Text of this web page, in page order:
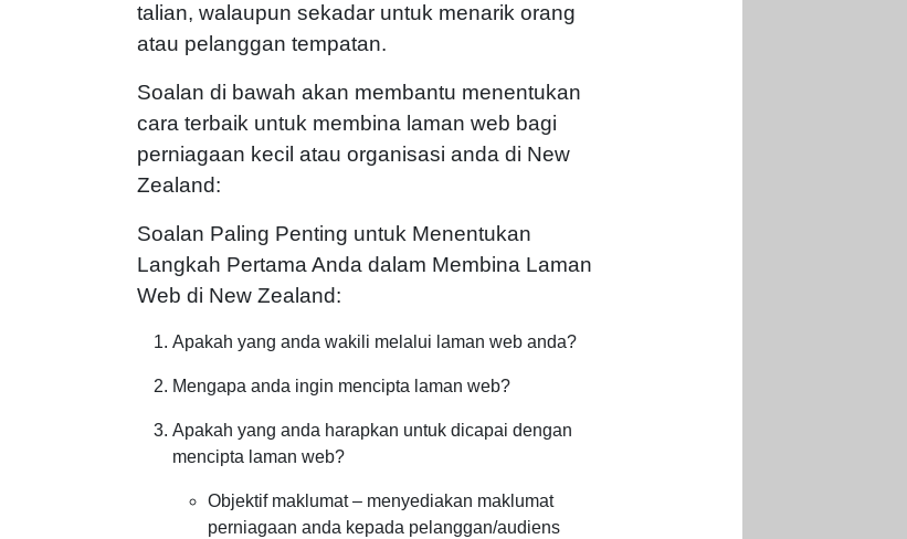
talian, walaupun sekadar untuk menarik orang
atau pelanggan tempatan.
Soalan di bawah akan membantu menentukan
cara terbaik untuk membina laman web bagi
perniagaan kecil atau organisasi anda di New
Zealand:
Soalan Paling Penting untuk Menentukan
Langkah Pertama Anda dalam Membina Laman
Web di New Zealand:
Apakah yang anda wakili melalui laman web anda?
Mengapa anda ingin mencipta laman web?
Apakah yang anda harapkan untuk dicapai dengan
mencipta laman web?
Objektif maklumat – menyediakan maklumat
perniagaan anda kepada pelanggan/audiens